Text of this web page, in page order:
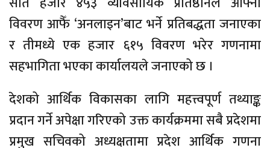
विवरण आफैँ ‘अनलाइन’बाट भर्ने प्रतिबद्धता जनाएका
र तीमध्ये एक हजार ६१५ विवरण भरेर गणनामा
सहभागिता भएका कार्यालयले जनाएको छ ।
देशको आर्थिक विकासका लागि महत्त्वपूर्ण तथ्याङ्क
प्रदान गर्ने अपेक्षा गरिएको उक्त कार्यक्रममा सबै प्रदेशमा
प्रमुख सचिवको अध्यक्षतामा प्रदेश आर्थिक गणना